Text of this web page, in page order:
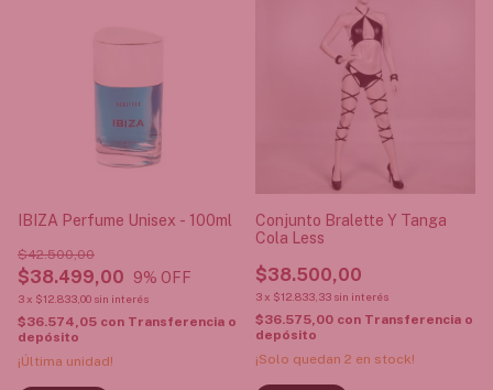
IBIZA Perfume Unisex - 100ml
$38.499,00
$42.500,00
9% OFF
3 x $12.833,00 sin interés
$36.574,05 con Transferencia o
depósito
¡Última unidad!
Conjunto Bralette Y Tanga
Cola Less
$38.500,00
3 x $12.833,33 sin interés
$36.575,00 con Transferencia o
depósito
¡Solo quedan 2 en stock!